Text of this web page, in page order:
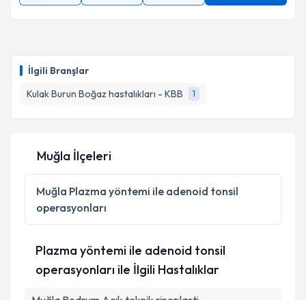
İlgili Branşlar
Kulak Burun Boğaz hastalıkları - KBB
1
Muğla İlçeleri
Muğla Plazma yöntemi ile adenoid tonsil
operasyonları
Plazma yöntemi ile adenoid tonsil
operasyonları ile İlgili Hastalıklar